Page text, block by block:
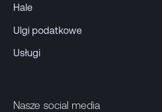
Hale
Ulgi podatkowe
Usługi
Nasze social media